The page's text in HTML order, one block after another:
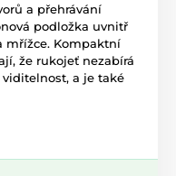
a přehrávání
podložka uvnitř
mřížce. Kompaktní
že rukojeť nezabírá
a je také